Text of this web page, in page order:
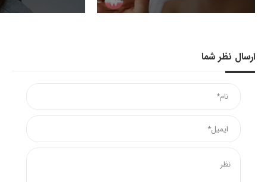
ارسال نظر شما